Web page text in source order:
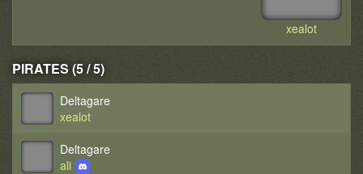
xealot
PIRATES (5 / 5)
Deltagare
xealot
Deltagare
ali